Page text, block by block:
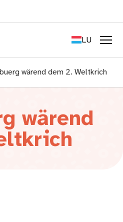
LU
DE
wärend dem 2. Weltkrich
wärend